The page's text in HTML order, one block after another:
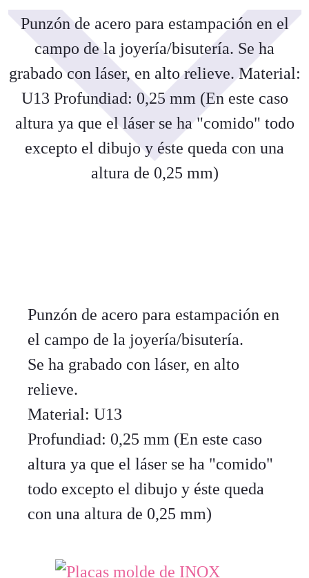
Punzón de acero para estampación en el
campo de la joyería/bisutería. Se ha
grabado con láser, en alto relieve. Material:
U13 Profundiad: 0,25 mm (En este caso
altura ya que el láser se ha "comido" todo
excepto el dibujo y éste queda con una
altura de 0,25 mm)
Punzón de acero para estampación en
el campo de la joyería/bisutería.
Se ha grabado con láser, en alto
relieve.
Material: U13
Profundiad: 0,25 mm (En este caso
altura ya que el láser se ha "comido"
todo excepto el dibujo y éste queda
con una altura de 0,25 mm)